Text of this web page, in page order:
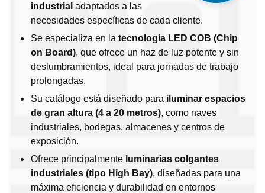
industrial adaptados a las
necesidades específicas de cada cliente.
Se especializa en la tecnología LED COB (Chip
on Board), que ofrece un haz de luz potente y sin
deslumbramientos, ideal para jornadas de trabajo
prolongadas.
Su catálogo está diseñado para iluminar espacios
de gran altura (4 a 20 metros), como naves
industriales, bodegas, almacenes y centros de
exposición.
Ofrece principalmente luminarias colgantes
industriales (tipo High Bay), diseñadas para una
máxima eficiencia y durabilidad en entornos